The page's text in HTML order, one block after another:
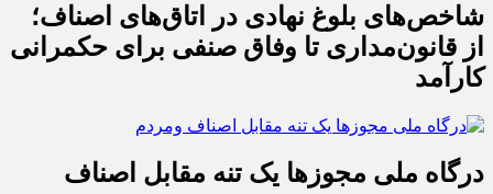
شاخص‌های بلوغ نهادی در اتاق‌های اصناف؛
از قانون‌مداری تا وفاق صنفی برای حکمرانی
کارآمد
درگاه ملی مجوزها یک تنه مقابل اصناف